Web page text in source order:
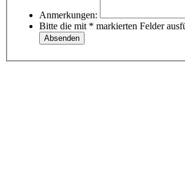
Anmerkungen:
Bitte die mit * markierten Felder